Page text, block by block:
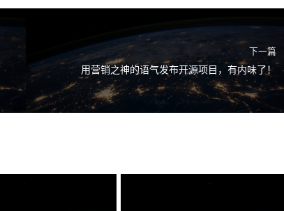
下一篇
用营销之神的语气发布开源项目，有内味了！